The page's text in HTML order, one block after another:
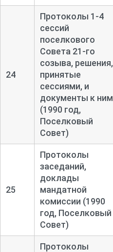
24
Протоколы 1-4
сессий
поселкового
Совета 21-го
созыва, решения,
принятые
сессиями, и
документы к ним
(1990 год,
Поселковый
Совет)
25
Протоколы
заседаний,
доклады
мандатной
комиссии (1990
год, Поселковый
Совет)
Протоколы